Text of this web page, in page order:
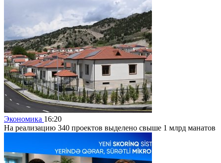
Экономика 16:20
На реализацию 340 проектов выделено свыше 1 млрд манатов